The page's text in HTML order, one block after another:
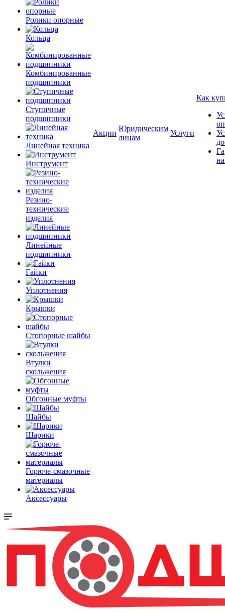
Ролики опорные
Кольца
Комбинированные
подшипники
Ступичные
подшипники
Линейная техника
Инструмент
Резино-
технические
изделия
Линейные
подшипники
Гайки
Уплотнения
Крышки
Стопорные шайбы
Втулки
скольжения
Обгонные муфты
Шайбы
Шарики
Горюче-смазочные
материалы
Аксессуары
Акции
Юридическим
лицам
Услуги
Как